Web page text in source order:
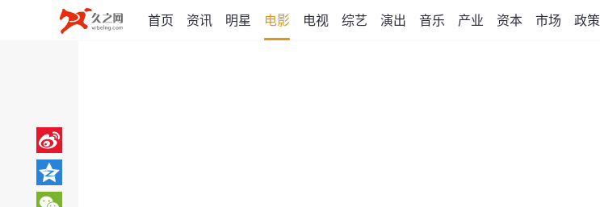
首页 资讯 明星 电影 电视 综艺 演出 音乐 产业 资本 市场 政策
Sina
Weibo
Qzone